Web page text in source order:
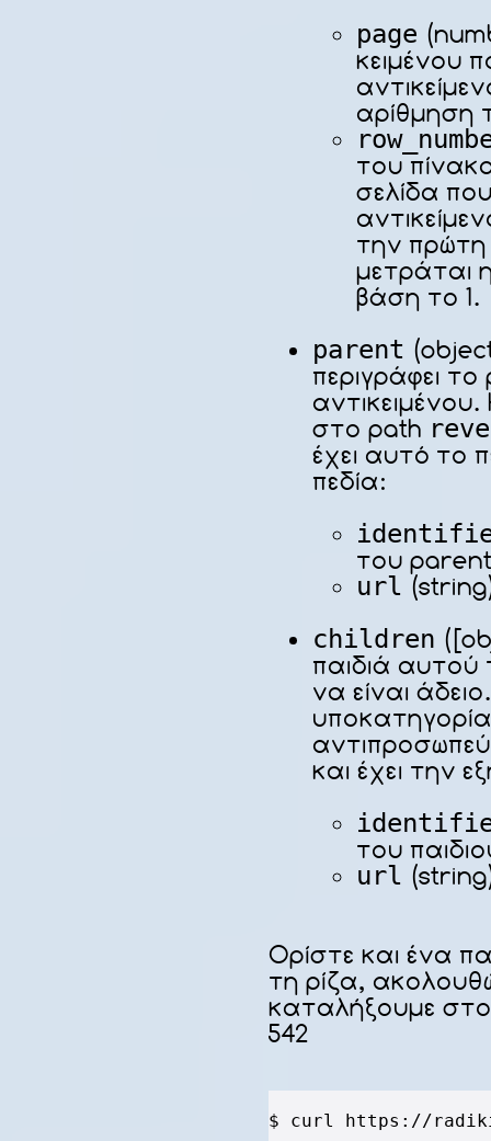
page
κειμένου
αρίθμηση
του
σελίδα
την
μετράται
βάση το 1.
parent
περιγράφει
στο path
έχει αυτό το
πεδία:
του parent
url
children
παιδιά αυτού
να είναι
και έχει την
του
url
Ορίστε και ένα
τη ρίζα,
καταλήξουμε στο
542
$ curl https://